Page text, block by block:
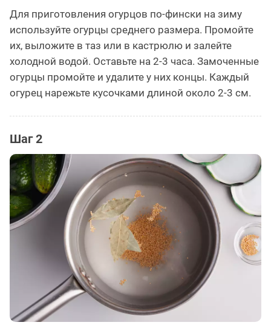
Для приготовления огурцов по-фински на зиму
используйте огурцы среднего размера. Промойте
их, выложите в таз или в кастрюлю и залейте
холодной водой. Оставьте на 2-3 часа. Замоченные
огурцы промойте и удалите у них концы. Каждый
огурец нарежьте кусочками длиной около 2-3 см.
Шаг 2